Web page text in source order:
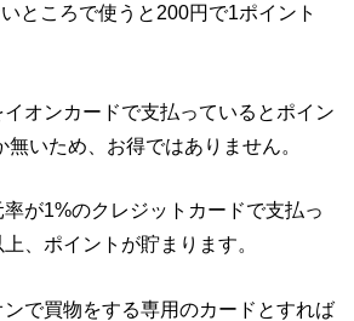
ところで使うと200円で1ポイント
オンカードで支払っているとポイン
無いため、お得ではありません。
が1%のクレジットカードで支払っ
、ポイントが貯まります。
で買物をする専用のカードとすれば